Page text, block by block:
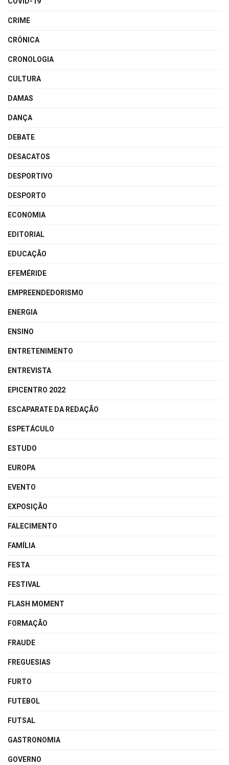
CRIME
CRÓNICA
CRONOLOGIA
CULTURA
DAMAS
DANÇA
DEBATE
DESACATOS
DESPORTIVO
DESPORTO
ECONOMIA
EDITORIAL
EDUCAÇÃO
EFEMÉRIDE
EMPREENDEDORISMO
ENERGIA
ENSINO
ENTRETENIMENTO
ENTREVISTA
EPICENTRO 2022
ESCAPARATE DA REDAÇÃO
ESPETÁCULO
ESTUDO
EUROPA
EVENTO
EXPOSIÇÃO
FALECIMENTO
FAMÍLIA
FESTA
FESTIVAL
FLASH MOMENT
FORMAÇÃO
FRAUDE
FREGUESIAS
FURTO
FUTEBOL
FUTSAL
GASTRONOMIA
GOVERNO